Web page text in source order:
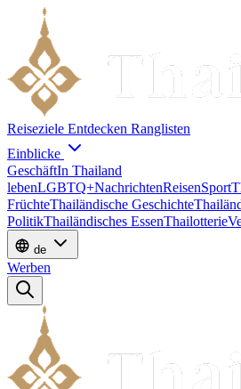
Reiseziele Entdecken Ranglisten
Einblicke
GeschäftIn Thailand
lebenLGBTQ+NachrichtenReisenSport
FrüchteThailändische Geschichte
PolitikThailändisches EssenThailotterie
de
Werben